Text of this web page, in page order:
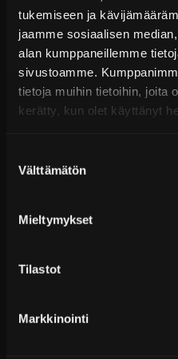
tukemiseen ja
jaamme sosiaalisen
alan kumppaneillemme
sivustoamme.
tietoja muihin tietoihin, joita
kerätty, kun olet käyttänyt
valinta
Välttämätön
Mieltymykset
Tilastot
Markkinointi
Kaupan sijainnissa
Päävaraston tuotteet 7
Jälkitoimitustuotteet noin
Ilmainen toimitus yli 300
Tekniset kysymykset
Sähköposti:
Puhelin:+358 449011828
TEIN - Alustasarjat
D2 Circuit Coiloverit